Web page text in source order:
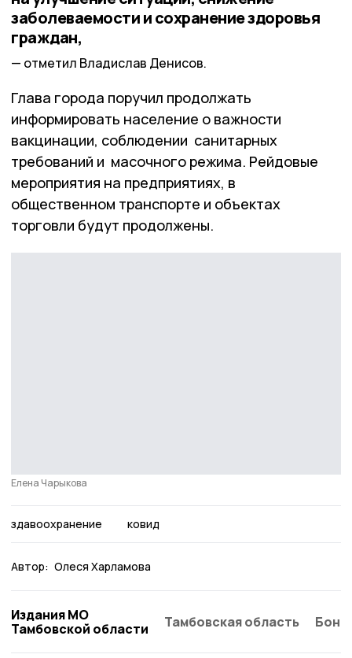
заболеваемости и сохранение здоровья
граждан,
отметил Владислав Денисов.
Глава города поручил продолжать
информировать население о важности
вакцинации, соблюдении санитарных
требований и масочного режима. Рейдовые
мероприятия на предприятиях, в
общественном транспорте и объектах
торговли будут продолжены.
Елена Чарыкова
здавоохранение ковид
Автор: Олеся Харламова
Издания МО
Тамбовской области
Тамбовская область